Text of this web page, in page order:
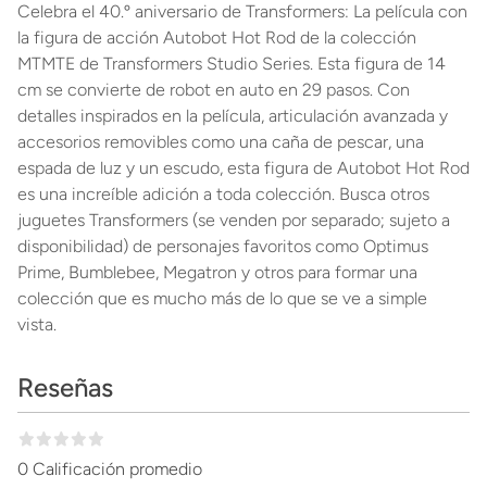
Celebra el 40.º aniversario de Transformers: La película con
la figura de acción Autobot Hot Rod de la colección
MTMTE de Transformers Studio Series. Esta figura de 14
cm se convierte de robot en auto en 29 pasos. Con
detalles inspirados en la película, articulación avanzada y
accesorios removibles como una caña de pescar, una
espada de luz y un escudo, esta figura de Autobot Hot Rod
es una increíble adición a toda colección. Busca otros
juguetes Transformers (se venden por separado; sujeto a
disponibilidad) de personajes favoritos como Optimus
Prime, Bumblebee, Megatron y otros para formar una
colección que es mucho más de lo que se ve a simple
vista.
Reseñas
0 Calificación promedio